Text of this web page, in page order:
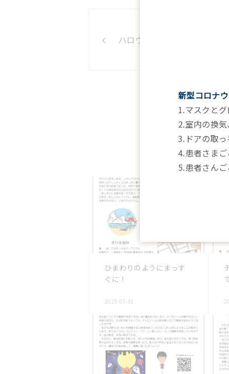
ハロウィンの謎？
ひまわりのようにまっす
ぐに！
2025.07.31
新型コロナ
1.マスクと
2.室内の換
3.ドアの取
4.患者さま
5.患者さん